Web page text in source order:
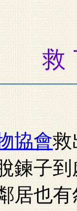
救
協會救
鍊子
居也